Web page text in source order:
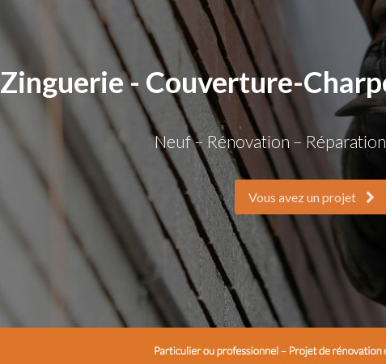
Zinguerie - Couverture-
Neuf – Rénovation –
Vous avez un projet